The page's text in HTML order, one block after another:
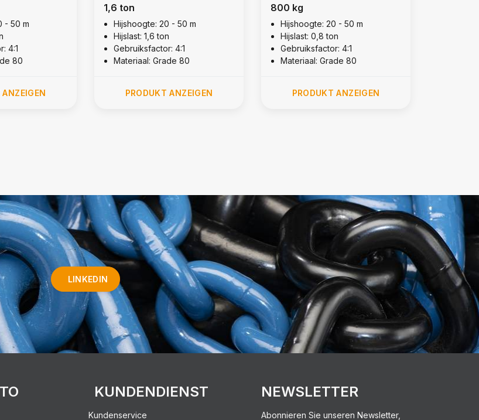
- 50 m
4:1
80
1,6 ton
Hijshoogte: 20 - 50 m
Hijslast: 1,6 ton
Gebruiksfactor: 4:1
Materiaal: Grade 80
PRODUKT ANZEIGEN
800 kg
Hijshoogte: 20 - 50 m
Hijslast: 0,8 ton
Gebruiksfactor: 4:1
Materiaal: Grade 80
PRODUKT ANZEIGEN
LINKEDIN
KUNDENDIENST
Kundenservice
NEWSLETTER
Abonnieren Sie unseren Newsletter,